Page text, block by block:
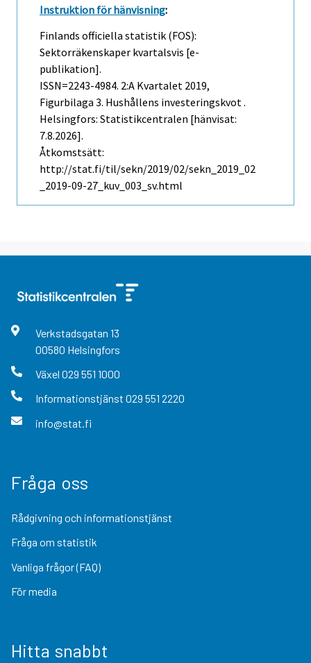
Instruktion för hänvisning:
Finlands officiella statistik (FOS):
Sektorräkenskaper kvartalsvis [e-
publikation].
ISSN=2243-4984. 2:a Kvartalet 2019,
Figurbilaga 3. Hushållens investeringskvot .
Helsingfors: Statistikcentralen [hänvisat:
7.8.2026].
Åtkomstsätt:
http://stat.fi/til/sekn/2019/02/sekn_2019_02
_2019-09-27_kuv_003_sv.html
Verkstadsgatan 13
00580 Helsingfors
Växel 029 551 1000
Informationstjänst 029 551 2220
info@stat.fi
Fråga oss
Rådgivning och informationstjänst
Fråga om statistik
Vanliga frågor (FAQ)
För media
Hitta snabbt